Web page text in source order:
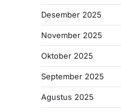
Desember 2025
November 2025
Oktober 2025
September 2025
Agustus 2025